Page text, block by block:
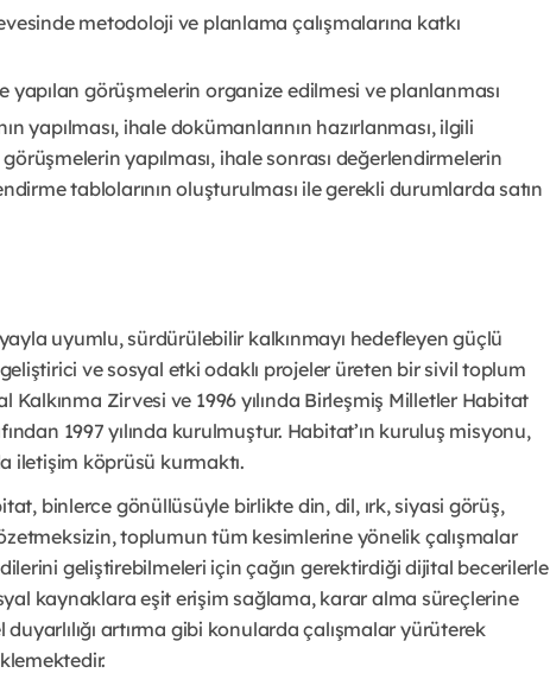
metodoloji ve planlama çalışmalarına katkı
görüşmelerin organize edilmesi ve planlanması
yapılması, ihale dokümanlarının hazırlanması, ilgili
yapılması, ihale sonrası değerlendirmelerin
tablolarının oluşturulması ile gerekli durumlarda satın
uyumlu, sürdürülebilir kalkınmayı hedefleyen güçlü
ve sosyal etki odaklı projeler üreten bir sivil toplum
Kalkınma Zirvesi ve 1996 yılında Birleşmiş Milletler Habitat
1997 yılında kurulmuştur. Habitat’ın kuruluş misyonu,
iletişim köprüsü kurmaktı.
binlerce gönüllüsüyle birlikte din, dil, ırk, siyasi görüş,
toplumun tüm kesimlerine yönelik çalışmalar
geliştirebilmeleri için çağın gerektirdiği dijital becerilerle
kaynaklara eşit erişim sağlama, karar alma süreçlerine
artırma gibi konularda çalışmalar yürüterek